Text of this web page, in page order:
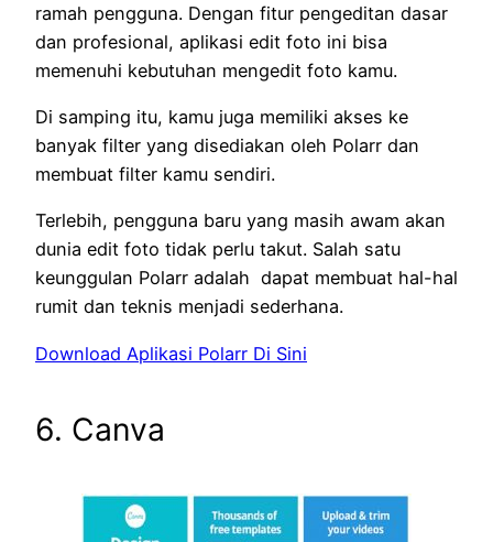
ramah pengguna. Dengan fitur pengeditan dasar
dan profesional, aplikasi edit foto ini bisa
memenuhi kebutuhan mengedit foto kamu.
Di samping itu, kamu juga memiliki akses ke
banyak filter yang disediakan oleh Polarr dan
membuat filter kamu sendiri.
Terlebih, pengguna baru yang masih awam akan
dunia edit foto tidak perlu takut. Salah satu
keunggulan Polarr adalah dapat membuat hal-hal
rumit dan teknis menjadi sederhana.
Download Aplikasi Polarr Di Sini
6. Canva